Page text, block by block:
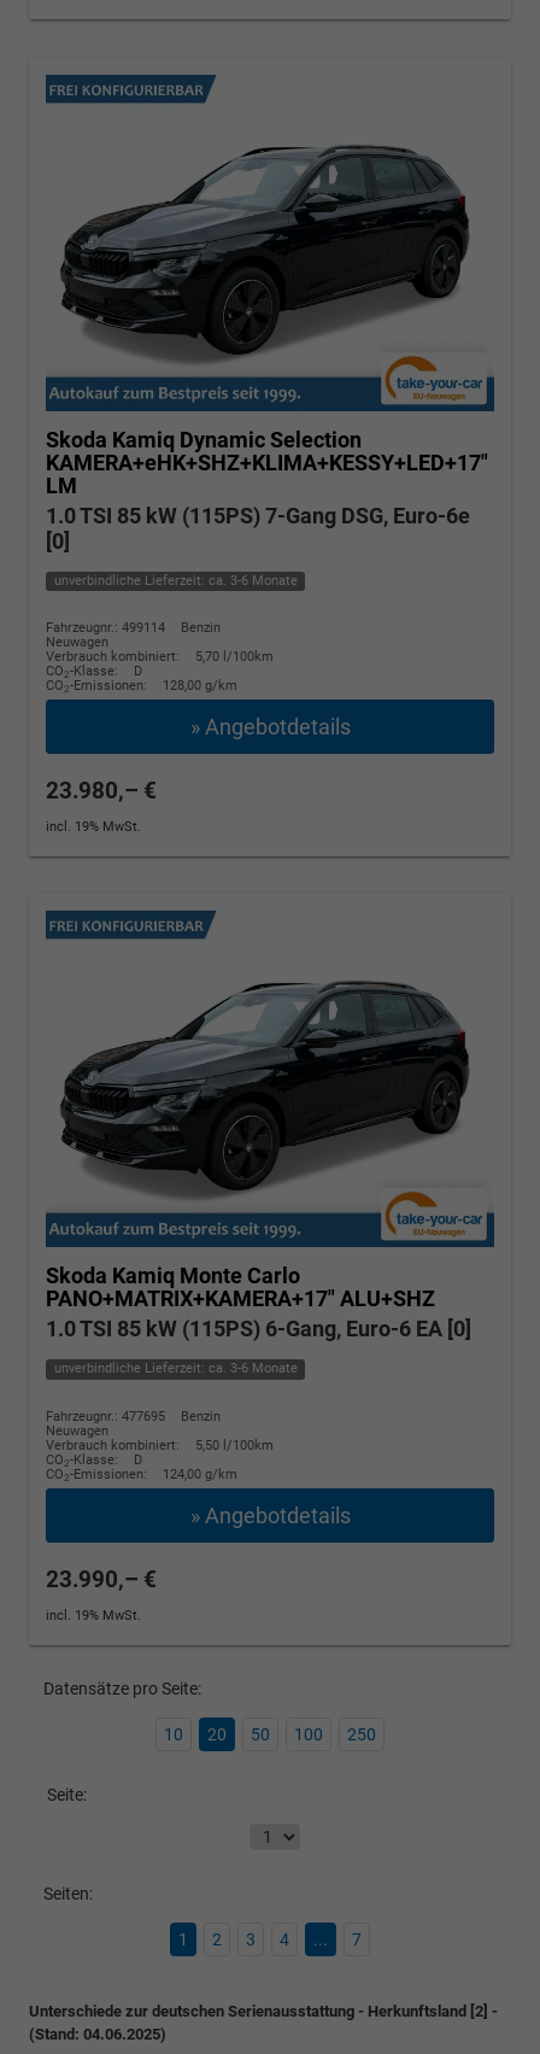
Skoda Kamiq Dynamic Selection
KAMERA+eHK+SHZ+KLIMA+KESSY+LED+17"
LM
1.0 TSI 85 kW (115PS) 7-Gang DSG, Euro-6e
[0]
unverbindliche Lieferzeit: ca. 3-6 Monate
Fahrzeugnr.: 499114
Benzin
Neuwagen
Verbrauch kombiniert:
5,70 l/100km
CO2-Klasse:
D
CO2-Emissionen: 128,00 g/km
» Angebotdetails
23.980,– €
incl. 19% MwSt.
Skoda Kamiq Monte Carlo
PANO+MATRIX+KAMERA+17" ALU+SHZ
1.0 TSI 85 kW (115PS) 6-Gang, Euro-6 EA [0]
unverbindliche Lieferzeit: ca. 3-6 Monate
Fahrzeugnr.: 477695
Benzin
Neuwagen
Verbrauch kombiniert:
5,50 l/100km
CO2-Klasse:
D
CO2-Emissionen: 124,00 g/km
» Angebotdetails
23.990,– €
incl. 19% MwSt.
Datensätze pro Seite:
10 20 50 100 250
Seite:
Seiten:
1 2 3 4 ... 7
Unterschiede zur deutschen Serienausstattung - Herkunftsland [2] -
(Stand: 04.06.2025)